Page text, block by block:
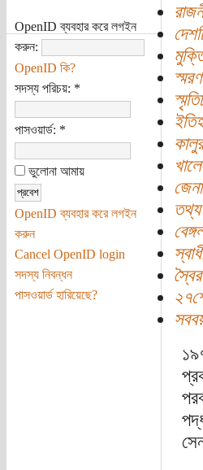
OpenID ব্যবহার করে লগইন
করুন:
OpenID কি?
সদস্য পরিচয়: *
পাসওয়ার্ড: *
ভুলোনা আমায়
OpenID ব্যবহার করে লগইন
করুন
Cancel OpenID login
সদস্য নিবন্ধন
পাসওয়ার্ড হারিয়েছে?
স্মরণ
তথ্য